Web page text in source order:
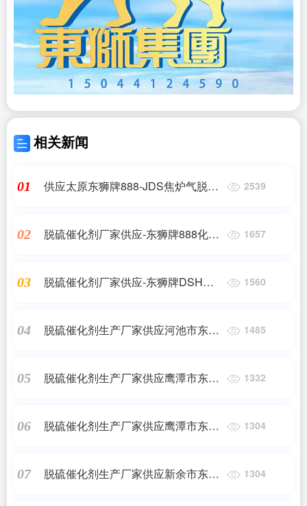
相关新闻
01
供应太原东狮牌888-JDS焦炉气脱硫
2539
02
脱硫催化剂厂家供应-东狮牌888化肥
1657
03
脱硫催化剂厂家供应-东狮牌DSH高
1560
04
脱硫催化剂生产厂家供应河池市东狮
1485
05
脱硫催化剂生产厂家供应鹰潭市东狮
1332
06
脱硫催化剂生产厂家供应鹰潭市东狮
1304
07
脱硫催化剂生产厂家供应新余市东狮
1304